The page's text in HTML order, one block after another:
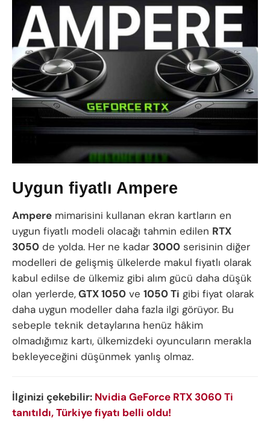
Uygun fiyatlı Ampere
Ampere mimarisini kullanan ekran kartların en
uygun fiyatlı modeli olacağı tahmin edilen RTX
3050 de yolda. Her ne kadar 3000 serisinin diğer
modelleri de gelişmiş ülkelerde makul fiyatlı olarak
kabul edilse de ülkemiz gibi alım gücü daha düşük
olan yerlerde,GTX 1050 ve 1050 Ti gibi fiyat olarak
daha uygun modeller daha fazla ilgi görüyor. Bu
sebeple teknik detaylarına henüz hâkim
olmadığımız kartı, ülkemizdeki oyuncuların merakla
bekleyeceğini düşünmek yanlış olmaz.
İlginizi çekebilir: Nvidia GeForce RTX 3060 Ti
tanıtıldı, Türkiye fiyatı belli oldu!